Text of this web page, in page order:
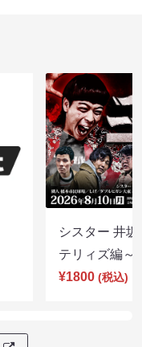
シスター 井
テリィズ編
¥1800 (税込)